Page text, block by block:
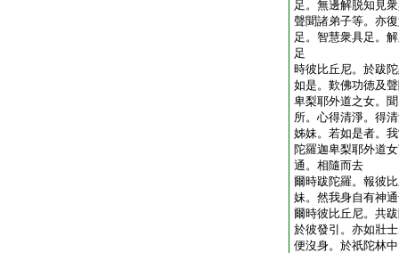
足。無邊解脱知見
聲聞諸弟子等。亦
足。智慧衆具足。
足
時彼比丘尼。於跋
如是。歎佛功徳及
卑梨耶外道之女。
所。心得清淨。得
姊妹。若如是者。
陀羅迦卑梨耶外道
通。相隨而去
爾時跋陀羅。報彼
妹。然我身自有神
爾時彼比丘尼。共
於彼發引。亦如壯
便沒身。於祇陀林